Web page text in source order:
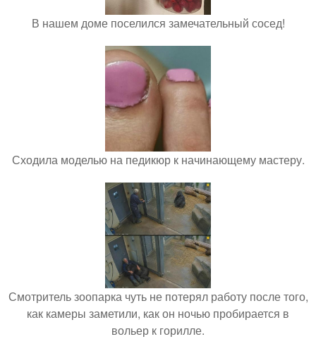
В нашем доме поселился замечательный сосед!
Сходила моделью на педикюр к начинающему мастеру.
Смотритель зоопарка чуть не потерял работу после того,
как камеры заметили, как он ночью пробирается в
вольер к горилле.